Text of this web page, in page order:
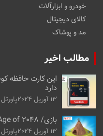
خودرو و ابزارآلات
کالای دیجیتال
مد و پوشاک
مطالب اخیر
دارد
13 آوریل 2024 پاورتل
بازی/ Age of 2048؛ بزرگ‌ترین تمدن جهان را بسازید
13 آوریل 2024 پاورتل